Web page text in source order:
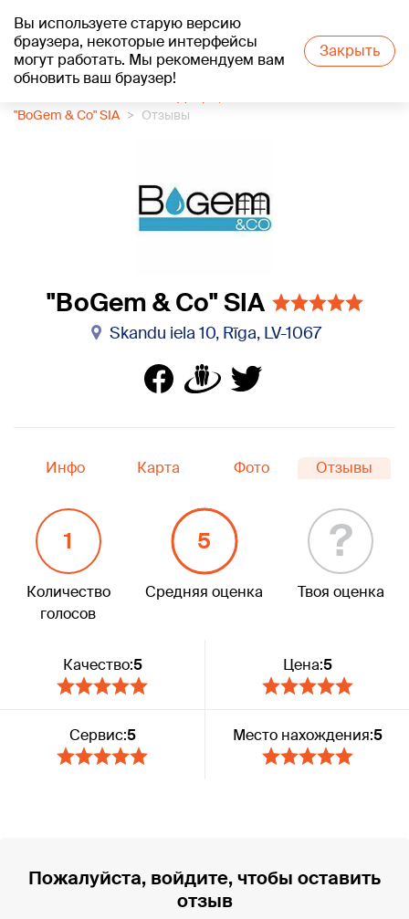
Вы используете старую версию
браузера, некоторые интерфейсы
могут работать. Мы рекомендуем вам
обновить ваш браузер!
Закрыть
+25°C
"BoGem & Co" SIA
Отзывы
"BoGem & Co" SIA
Skandu iela 10, Rīga, LV-1067
Инфо Карта Фото Отзывы
1
Количество
голосов
5
Средняя оценка
?
Твоя оценка
Качество:5 Цена:5
Сервис:5 Место нахождения:5
Пожалуйста, войдите, чтобы оставить
отзыв